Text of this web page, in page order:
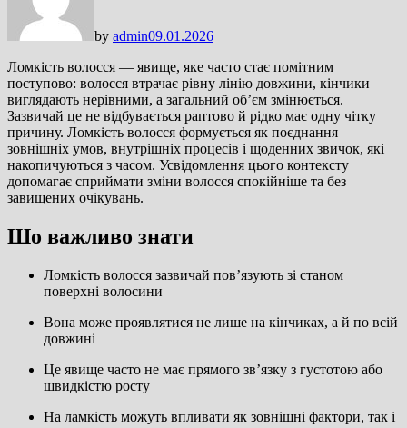
by admin09.01.2026
Ломкість волосся — явище, яке часто стає помітним
поступово: волосся втрачає рівну лінію довжини, кінчики
виглядають нерівними, а загальний обʼєм змінюється.
Зазвичай це не відбувається раптово й рідко має одну чітку
причину. Ломкість волосся формується як поєднання
зовнішніх умов, внутрішніх процесів і щоденних звичок, які
накопичуються з часом. Усвідомлення цього контексту
допомагає сприймати зміни волосся спокійніше та без
завищених очікувань.
Шо важливо знати
Ломкість волосся зазвичай повʼязують зі станом
поверхні волосини
Вона може проявлятися не лише на кінчиках, а й по всій
довжині
Це явище часто не має прямого звʼязку з густотою або
швидкістю росту
На ламкість можуть впливати як зовнішні фактори, так і